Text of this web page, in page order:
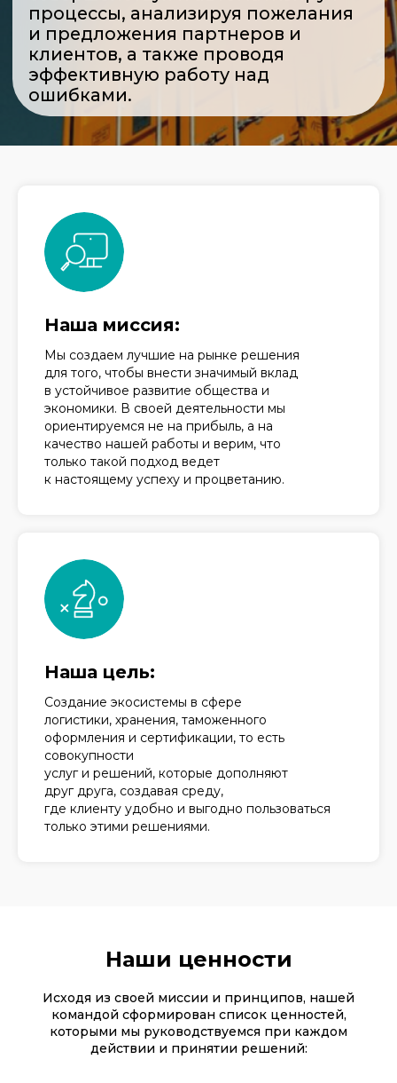
Наша миссия:
Мы создаем лучшие на рынке решения
для того, чтобы внести значимый вклад
в устойчивое развитие общества и
экономики. В своей деятельности мы
ориентируемся не на прибыль, а на
качество нашей работы и верим, что
только такой подход ведет
к настоящему успеху и процветанию.
Наша цель:
Создание экосистемы в сфере
логистики, хранения, таможенного
оформления и сертификации, то есть
совокупности
услуг и решений, которые дополняют
друг друга, создавая среду,
где клиенту удобно и выгодно пользоваться
только этими решениями.
Наши ценности
Исходя из своей миссии и принципов, нашей
командой сформирован список ценностей,
которыми мы руководствуемся при каждом
действии и принятии решений: